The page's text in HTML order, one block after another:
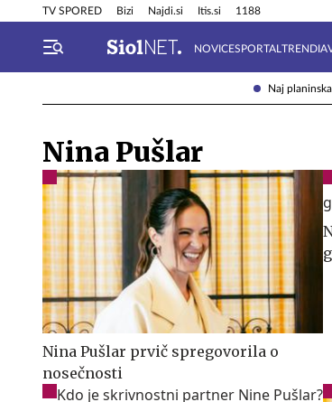
Naj
TV SPORED Bizi Najdi.si Itis.si 1188
NOVICESPORTAL TRENDI
Info in obvestila Tehnik
Nina Pušlar
Nina Pušlar prvič spregovorila o
nosečnosti